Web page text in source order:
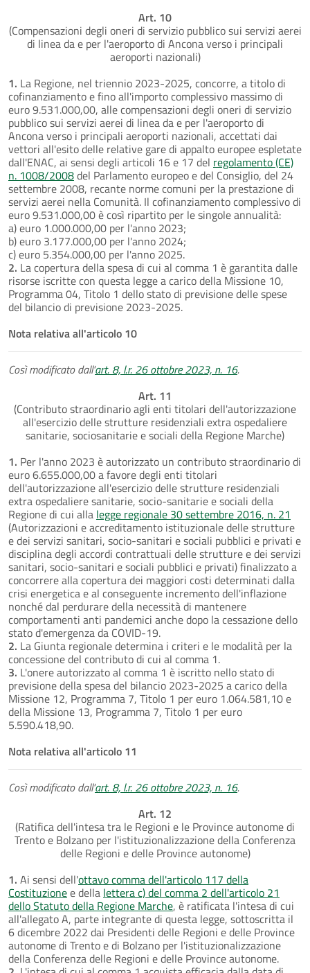
Art. 10
(Compensazioni degli oneri di servizio pubblico sui servizi aerei
di linea da e per l'aeroporto di Ancona verso i principali
aeroporti nazionali)
1. La Regione, nel triennio 2023-2025, concorre, a titolo di
cofinanziamento e fino all'importo complessivo massimo di
euro 9.531.000,00, alle compensazioni degli oneri di servizio
pubblico sui servizi aerei di linea da e per l'aeroporto di
Ancona verso i principali aeroporti nazionali, accettati dai
vettori all'esito delle relative gare di appalto europee espletate
dall'ENAC, ai sensi degli articoli 16 e 17 del regolamento (CE)
n. 1008/2008del Parlamento europeo e del Consiglio, del 24
settembre 2008, recante norme comuni per la prestazione di
servizi aerei nella Comunità. Il cofinanziamento complessivo di
euro 9.531.000,00 è così ripartito per le singole annualità:
a) euro 1.000.000,00 per l'anno 2023;
b) euro 3.177.000,00 per l'anno 2024;
c) euro 5.354.000,00 per l'anno 2025.
2. La copertura della spesa di cui al comma 1 è garantita dalle
risorse iscritte con questa legge a carico della Missione 10,
Programma 04, Titolo 1 dello stato di previsione delle spese
del bilancio di previsione 2023-2025.
Nota relativa all'articolo 10
Così modificato dall'art. 8, l.r. 26 ottobre 2023, n. 16.
Art. 11
(Contributo straordinario agli enti titolari dell'autorizzazione
all'esercizio delle strutture residenziali extra ospedaliere
sanitarie, sociosanitarie e sociali della Regione Marche)
1. Per l'anno 2023 è autorizzato un contributo straordinario di
euro 6.655.000,00 a favore degli enti titolari
dell'autorizzazione all'esercizio delle strutture residenziali
extra ospedaliere sanitarie, socio-sanitarie e sociali della
Regione di cui alla legge regionale 30 settembre 2016, n. 21
(Autorizzazioni e accreditamento istituzionale delle strutture
e dei servizi sanitari, socio-sanitari e sociali pubblici e privati e
disciplina degli accordi contrattuali delle strutture e dei servizi
sanitari, socio-sanitari e sociali pubblici e privati) finalizzato a
concorrere alla copertura dei maggiori costi determinati dalla
crisi energetica e al conseguente incremento dell'inflazione
nonché dal perdurare della necessità di mantenere
comportamenti anti pandemici anche dopo la cessazione dello
stato d'emergenza da COVID-19.
2. La Giunta regionale determina i criteri e le modalità per la
concessione del contributo di cui al comma 1.
3. L'onere autorizzato al comma 1 è iscritto nello stato di
previsione della spesa del bilancio 2023-2025 a carico della
Missione 12, Programma 7, Titolo 1 per euro 1.064.581,10 e
della Missione 13, Programma 7, Titolo 1 per euro
5.590.418,90.
Nota relativa all'articolo 11
Così modificato dall'art. 8, l.r. 26 ottobre 2023, n. 16.
Art. 12
(Ratifica dell'intesa tra le Regioni e le Province autonome di
Trento e Bolzano per l'istituzionalizzazione della Conferenza
delle Regioni e delle Province autonome)
1. Ai sensi dell'ottavo comma dell'articolo 117 della
Costituzionee della lettera c) del comma 2 dell'articolo 21
dello Statuto della Regione Marche, è ratificata l'intesa di cui
all'allegato A, parte integrante di questa legge, sottoscritta il
6 dicembre 2022 dai Presidenti delle Regioni e delle Province
autonome di Trento e di Bolzano per l'istituzionalizzazione
della Conferenza delle Regioni e delle Province autonome.